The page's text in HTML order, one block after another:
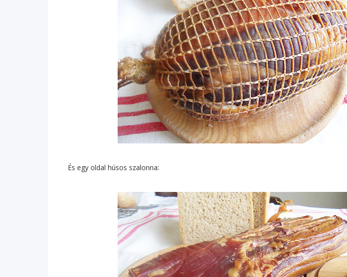
És egy oldal húsos szalonna: